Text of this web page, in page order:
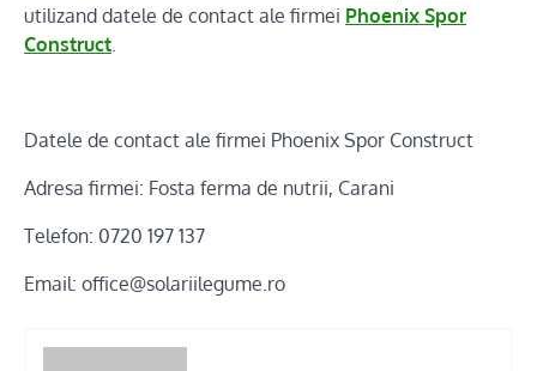
utilizand datele de contact ale firmei Phoenix Spor
Construct
Datele de contact ale firmei Phoenix Spor Construct
Adresa firmei: Fosta ferma de nutrii, Carani
Telefon: 0720 197 137
Email: office@solariilegume.ro